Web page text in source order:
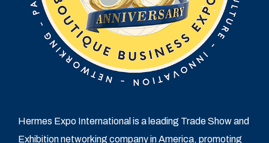
Hermes Expo International is a leading Trade Show and
Exhibition networking company in America, promoting